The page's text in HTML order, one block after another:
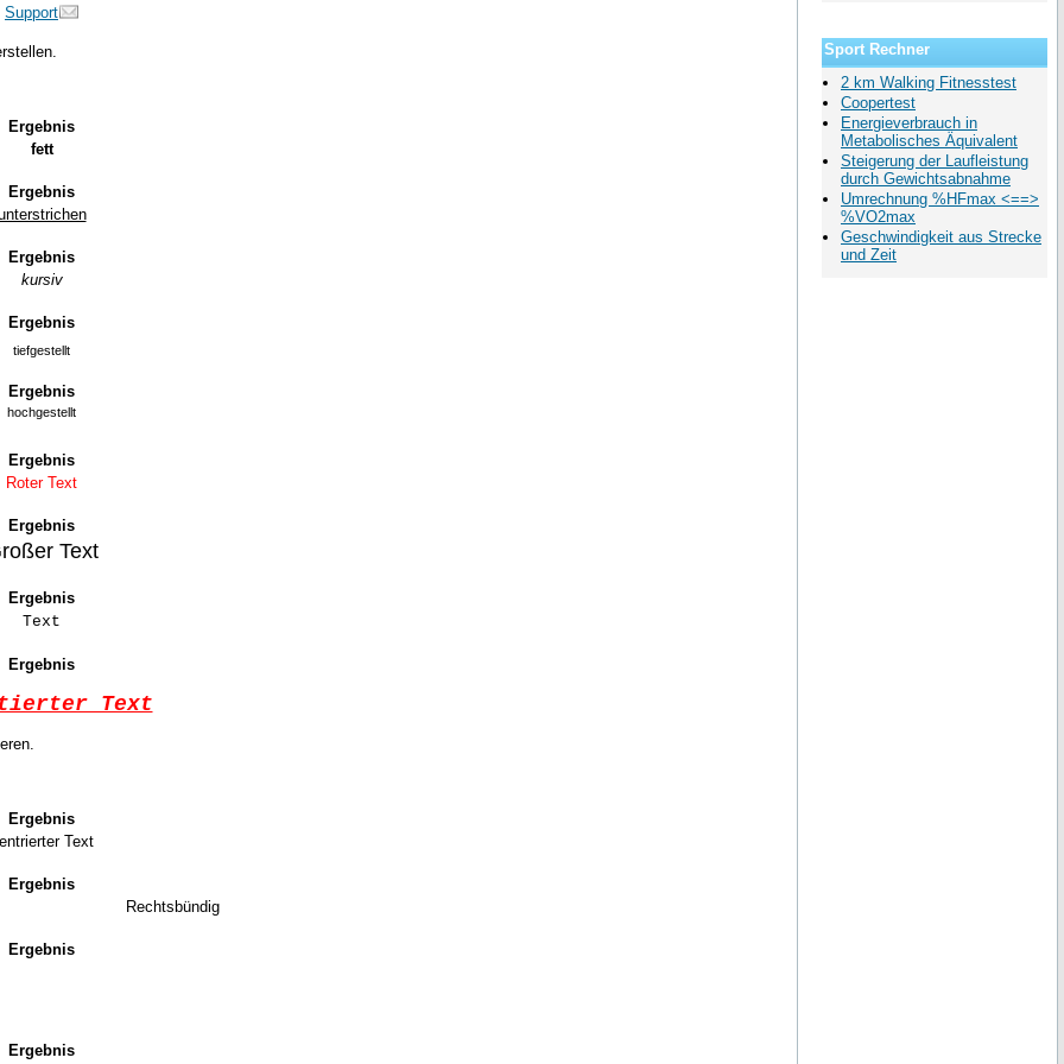
Support
Ergebnis
fett
Ergebnis
Ergebnis
kursiv
Ergebnis
tiefgestellt
Ergebnis
hochgestellt
Ergebnis
Roter Text
Ergebnis
Text
Ergebnis
Text
Ergebnis
Text
Ergebnis
Text
Ergebnis
Rechtsbündig
Ergebnis
Ergebnis
Sport Rechner
2 km Walking Fitnesstest
Coopertest
Energieverbrauch in
Metabolisches Äquivalent
Steigerung der Laufleistung
durch Gewichtsabnahme
Umrechnung %HFmax <==>
%VO2max
Geschwindigkeit aus Strecke
und Zeit